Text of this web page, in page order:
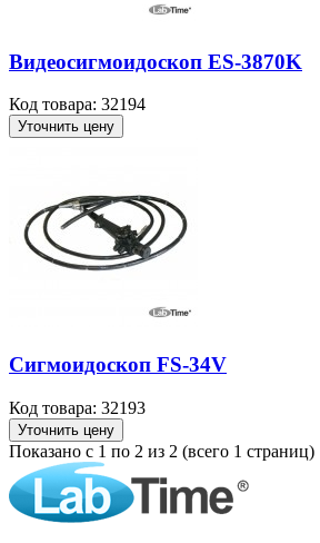
Видеосигмоидоскоп ES-3870K
Код товара: 32194
Уточнить цену
Сигмоидоскоп FS-34V
Код товара: 32193
Уточнить цену
Показано с 1 по 2 из 2 (всего 1 страниц)